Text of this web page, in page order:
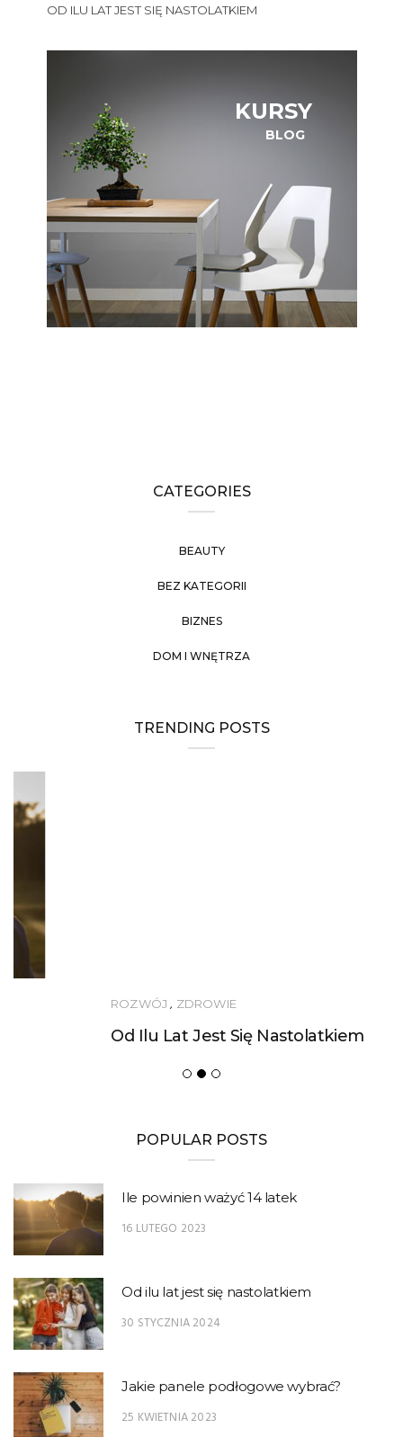
OD ILU LAT JEST SIĘ NASTOLATKIEM
KURSY
BLOG
CATEGORIES
BEAUTY
BEZ KATEGORII
BIZNES
DOM I WNĘTRZA
TRENDING POSTS
ZDROWIE
Od Ilu Lat Jest Się Nastolatkiem
POPULAR POSTS
Ile powinien ważyć 14 latek
16 LUTEGO 2023
Od ilu lat jest się nastolatkiem
30 STYCZNIA 2024
Jakie panele podłogowe wybrać?
25 KWIETNIA 2023